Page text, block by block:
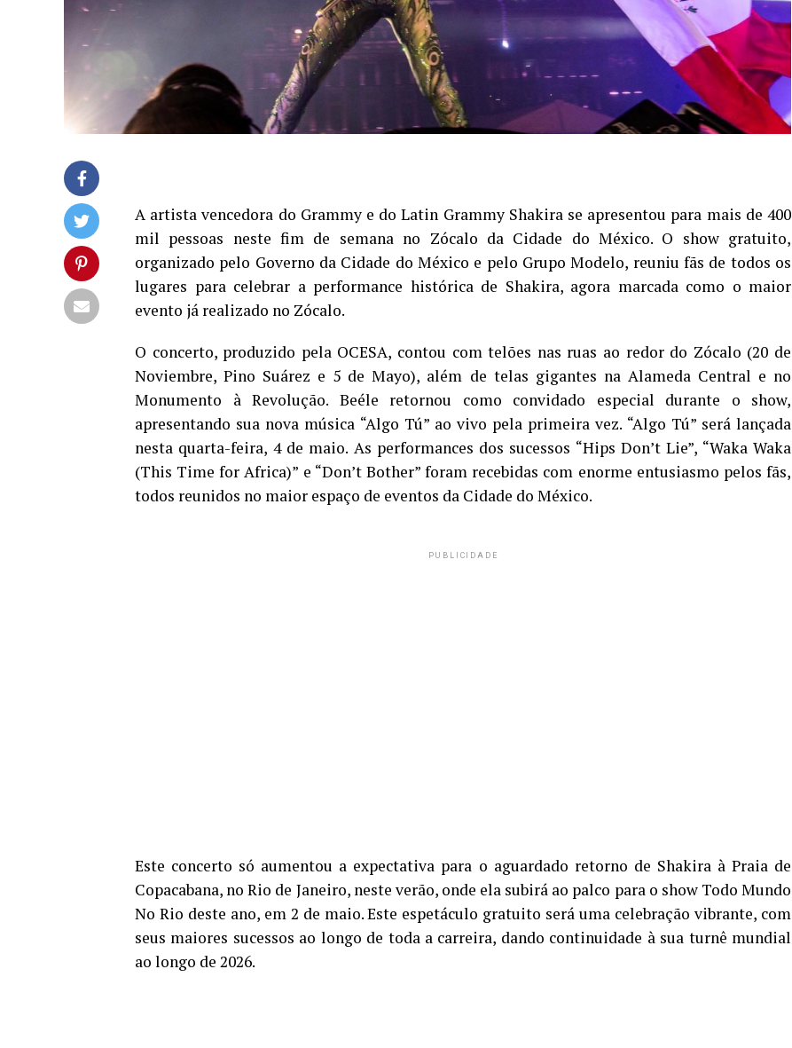
A artista vencedora do Grammy e do Latin Grammy Shakira se apresentou para mais de 400
mil pessoas neste fim de semana no Zócalo da Cidade do México. O show gratuito,
organizado pelo Governo da Cidade do México e pelo Grupo Modelo, reuniu fãs de todos os
lugares para celebrar a performance histórica de Shakira, agora marcada como o maior
evento já realizado no Zócalo.
O concerto, produzido pela OCESA, contou com telões nas ruas ao redor do Zócalo (20 de
Noviembre, Pino Suárez e 5 de Mayo), além de telas gigantes na Alameda Central e no
Monumento à Revolução. Beéle retornou como convidado especial durante o show,
apresentando sua nova música “Algo Tú” ao vivo pela primeira vez. “Algo Tú” será lançada
nesta quarta-feira, 4 de maio. As performances dos sucessos “Hips Don’t Lie”, “Waka Waka
(This Time for Africa)” e “Don’t Bother” foram recebidas com enorme entusiasmo pelos fãs,
todos reunidos no maior espaço de eventos da Cidade do México.
PUBLICIDADE
Este concerto só aumentou a expectativa para o aguardado retorno de Shakira à Praia de
Copacabana, no Rio de Janeiro, neste verão, onde ela subirá ao palco para o show Todo Mundo
No Rio deste ano, em 2 de maio. Este espetáculo gratuito será uma celebração vibrante, com
seus maiores sucessos ao longo de toda a carreira, dando continuidade à sua turnê mundial
ao longo de 2026.